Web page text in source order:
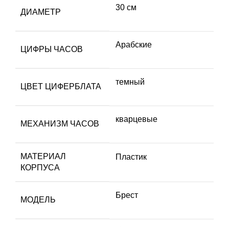
ДИАМЕТР
30 см
ЦИФРЫ ЧАСОВ
Арабские
ЦВЕТ ЦИФЕРБЛАТА
темный
МЕХАНИЗМ ЧАСОВ
кварцевые
МАТЕРИАЛ
КОРПУСА
Пластик
МОДЕЛЬ
Брест